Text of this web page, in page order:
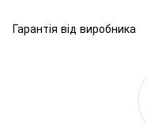
Гарантія від виробника